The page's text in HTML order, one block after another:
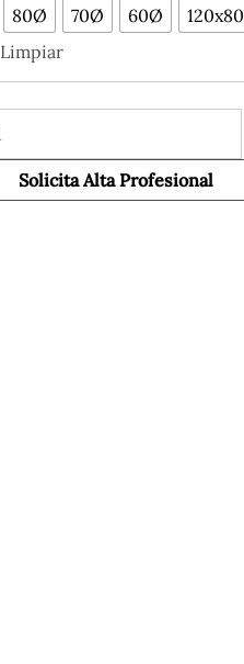
80Ø 70Ø 60Ø 120x80
Limpiar
Solicita Alta Profesional